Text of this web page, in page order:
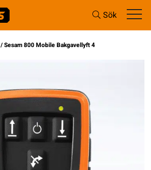
Sök
/ Sesam 800 Mobile Bakgavellyft 4